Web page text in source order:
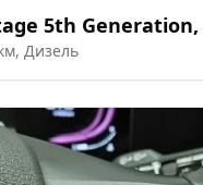
5th Generation,
Дизель